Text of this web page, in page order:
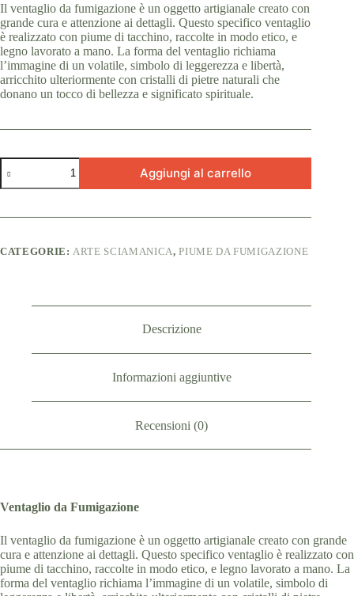
Il ventaglio da fumigazione è un oggetto artigianale creato con
grande cura e attenzione ai dettagli. Questo specifico ventaglio
è realizzato con piume di tacchino, raccolte in modo etico, e
legno lavorato a mano. La forma del ventaglio richiama
l’immagine di un volatile, simbolo di leggerezza e libertà,
arricchito ulteriormente con cristalli di pietre naturali che
donano un tocco di bellezza e significato spirituale.
Ventaglio
da
fumigazione
quantità
Aggiungi al carrello
CATEGORIE: ARTE SCIAMANICA,PIUME DA FUMIGAZIONE
Descrizione
Informazioni aggiuntive
Recensioni (0)
Ventaglio da Fumigazione
Il ventaglio da fumigazione è un oggetto artigianale creato con grande
cura e attenzione ai dettagli. Questo specifico ventaglio è realizzato con
piume di tacchino, raccolte in modo etico, e legno lavorato a mano. La
forma del ventaglio richiama l’immagine di un volatile, simbolo di